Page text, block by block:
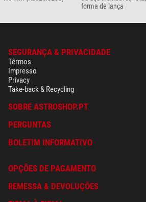
forma de lança
SEGURANÇA & PRIVACIDADE
Têrmos
Impresso
Privacy
Take-back & Recycling
SOBRE ASTROSHOP.PT
PERGUNTAS
BOLETIM INFORMATIVO
OPÇÕES DE PAGAMENTO
REMESSA & DEVOLUÇÕES